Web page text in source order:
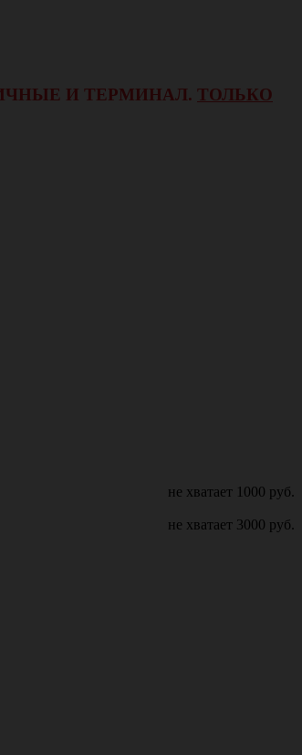
И ТЕРМИНАЛ. ТОЛЬКО
не хватает 1000 руб.
не хватает 3000 руб.